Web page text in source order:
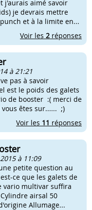
j'aurais aimé savoir
je devrais mettre
et à la limite en...
Voir les 2 réponses
à 21:21
pas à savoir
est le poids des galets
de booster :( merci de
êtes sur...... ;)
Voir les 11 réponses
à 11:09
petite question au
ce que les galets de
vario multivar suffira
airsal 50
Allumage...